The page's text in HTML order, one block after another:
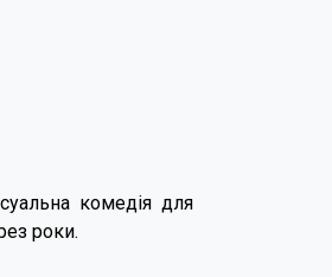
комедія для
роки.